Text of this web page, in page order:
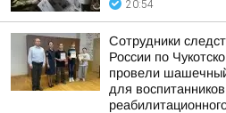
20:54
Сотрудники
России по
провели
для